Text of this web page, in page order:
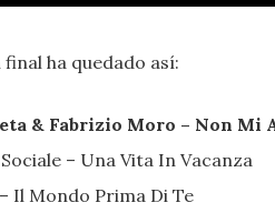
ha quedado así:
& Fabrizio Moro – Non Mi
– Una Vita In Vacanza
Il Mondo Prima Di Te